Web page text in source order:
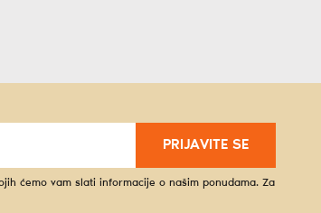
PRIJAVITE SE
ćemo vam slati informacije o našim ponudama. Za